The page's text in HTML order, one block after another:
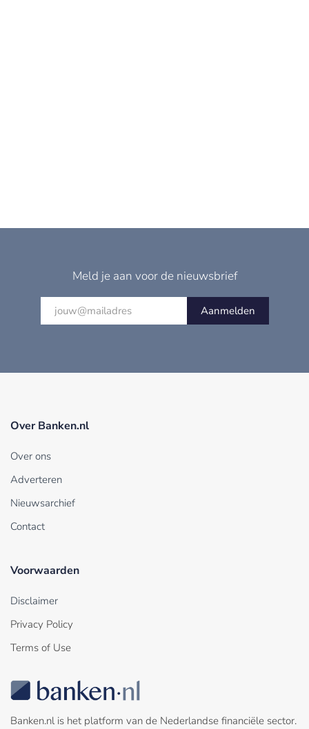
Meld je aan voor de nieuwsbrief
Aanmelden
Over Banken.nl
Over ons
Adverteren
Nieuwsarchief
Contact
Voorwaarden
Disclaimer
Privacy Policy
Terms of Use
Banken.nl is het platform van de Nederlandse financiële sector.